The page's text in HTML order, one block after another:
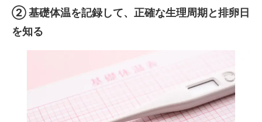
② 基礎体温を記録して、正確な生理周期と排卵日
を知る